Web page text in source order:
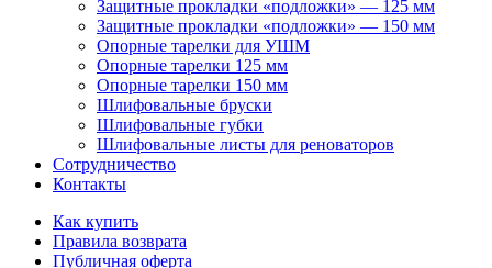
Защитные прокладки «подложки» — 125 мм
Защитные прокладки «подложки» — 150 мм
Опорные тарелки для УШМ
Опорные тарелки 125 мм
Опорные тарелки 150 мм
Шлифовальные бруски
Шлифовальные губки
Шлифовальные листы для реноваторов
Сотрудничество
Контакты
Как купить
Правила возврата
Публичная оферта